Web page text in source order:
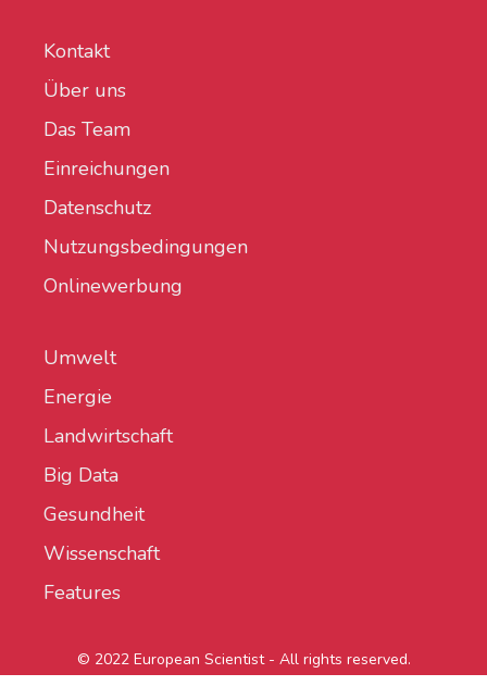
Kontakt
Über uns
Das Team
Einreichungen
Datenschutz
Nutzungsbedingungen
Onlinewerbung
Umwelt
Energie
Landwirtschaft
Big Data
Gesundheit
Wissenschaft
Features
© 2022 European Scientist - All rights reserved.